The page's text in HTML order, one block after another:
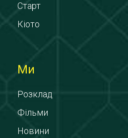
Старт
Кіото
Ми
Розклад
Фільми
Новини